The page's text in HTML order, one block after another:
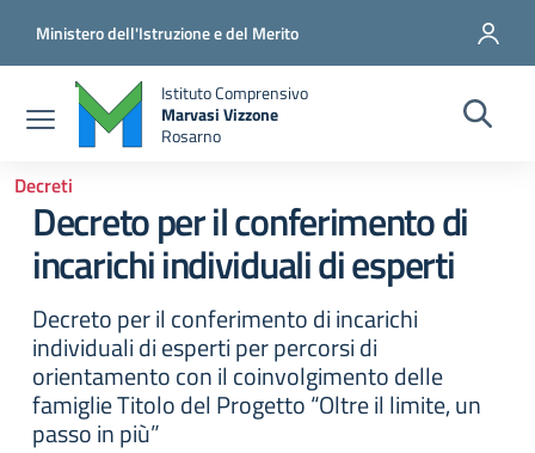
Ministero dell'Istruzione e del Merito
Istituto Comprensivo
Marvasi Vizzone
Rosarno
Decreti
Decreto per il conferimento di
incarichi individuali di esperti
Decreto per il conferimento di incarichi
individuali di esperti per percorsi di
orientamento con il coinvolgimento delle
famiglie Titolo del Progetto “Oltre il limite, un
passo in più”